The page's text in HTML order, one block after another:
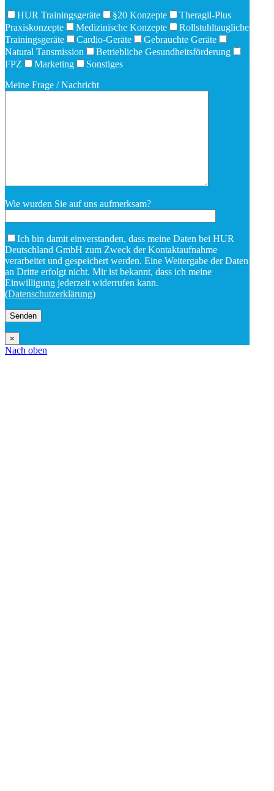
HUR Trainingsgeräte §20 Konzepte
Theragil-Plus
Praxiskonzepte
Medizinische Konzepte
Rollstuhltaugliche
Trainingsgeräte
Cardio-Geräte
Gebrauchte Geräte
Natural Tansmission
Betriebliche Gesundheitsförderung
FPZ
Marketing
Sonstiges
Meine Frage / Nachricht
Wie wurden Sie auf uns aufmerksam?
Ich bin damit einverstanden, dass meine Daten bei HUR
Deutschland GmbH zum Zweck der Kontaktaufnahme
verarbeitet und gespeichert werden. Eine Weitergabe der Daten
an Dritte erfolgt nicht. Mir ist bekannt, dass ich meine
Einwilligung jederzeit widerrufen kann.
(Datenschutzerklärung)
×
Nach oben